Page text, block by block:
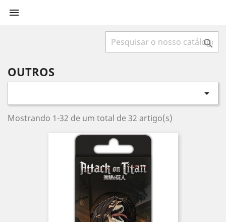


OUTROS

Mostrando 1-32 de um total de 32 artigo(s)